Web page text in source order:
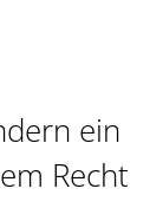
ein
Recht